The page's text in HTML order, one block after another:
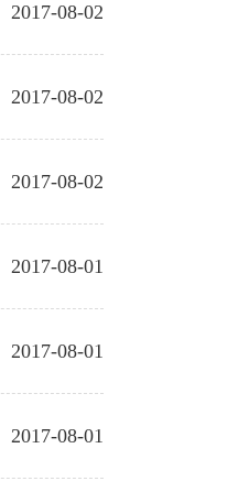
2017-08-02
2017-08-02
2017-08-02
2017-08-01
2017-08-01
2017-08-01